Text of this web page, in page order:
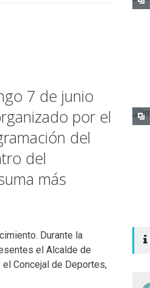
7 de junio
por el
del
del
más
Durante la
el Alcalde de
el Concejal de Deportes,